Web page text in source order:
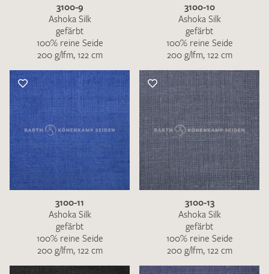
3100-9
Ashoka Silk
gefärbt
100% reine Seide
200 g/lfm, 122 cm
3100-10
Ashoka Silk
gefärbt
100% reine Seide
200 g/lfm, 122 cm
3100-11
Ashoka Silk
gefärbt
100% reine Seide
200 g/lfm, 122 cm
3100-13
Ashoka Silk
gefärbt
100% reine Seide
200 g/lfm, 122 cm